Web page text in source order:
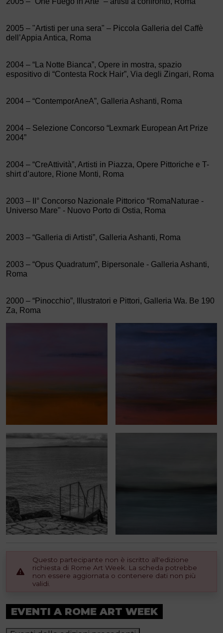
2005 – "Artisti per una sera" – Piccola Galleria del Caffè
dell’Appia Antica, Roma
2004 – “La Notte Bianca”, Opere in mostra, spazio
espositivo di “Contesta Rock Hair”, Via degli Zingari, Roma
2004 – “ContemporAneA”, Galleria Ashanti, Roma
2004 – Selezione Concorso “Lexmark European Art Prize
2004”
2004 – “CreAttività”, Artisti in Piazza, Opere Pittoriche e T-
shirt d’autore, Rione Monti, Roma
2003 – II° Concorso Nazionale Pittorico “RomaNaturae -
Universo Mare" - Nuovo Porto di Ostia, Roma
2003 – “Galleria di Artisti”, Galleria Ashanti, Roma
2003 – “Opus Quadratum”, Bipersonale - Galleria Ashanti,
Roma
2000 – “Pinocchio”, Illustratori e Pittori, Galleria Wa. Be 190
Za, Roma
Questo partecipante non è iscritto all'edizione
richiesta di Rome Art Week. La scheda potrebbe
non essere aggiornata o contenere dati non più
validi.
EVENTI A ROME ART WEEK